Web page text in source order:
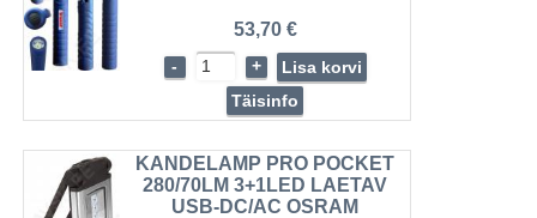
53,70 €
- +
Lisa korvi
Täisinfo
KANDELAMP PRO POCKET
280/70LM 3+1LED LAETAV
USB-DC/AC OSRAM